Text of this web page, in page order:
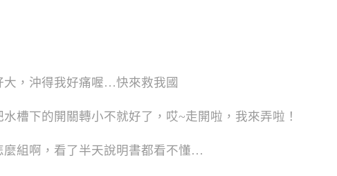
，沖得我好痛喔…快來救我國
槽下的開關轉小不就好了，哎~走開啦，我來弄啦！
組啊，看了半天說明書都看不懂…